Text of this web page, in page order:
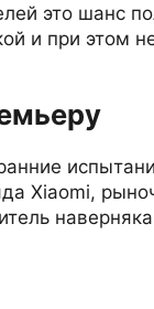
это шанс
и при этом
Xiaomi,